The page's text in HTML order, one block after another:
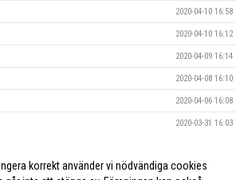
2020-04-10 16:58
2020-04-10 16:12
2020-04-09 16:14
2020-04-08 16:10
2020-04-06 16:08
2020-03-31 16:03
2020-01-06 12:20
korrekt använder vi nödvändiga cookies